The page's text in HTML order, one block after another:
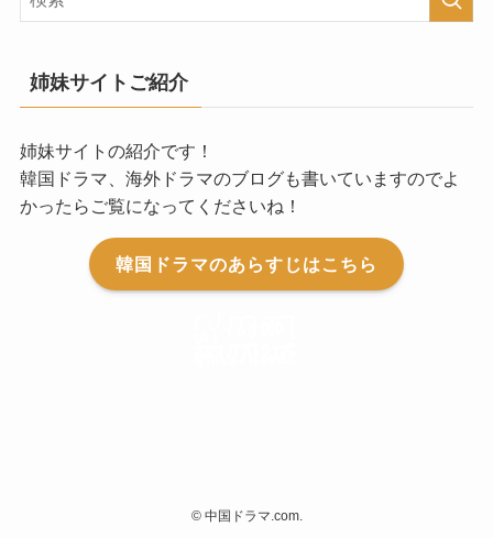
姉妹サイトご紹介
姉妹サイトの紹介です！
韓国ドラマ、海外ドラマのブログも書いていますのでよ
かったらご覧になってくださいね！
韓国ドラマのあらすじはこちら
©中国ドラマ.com.